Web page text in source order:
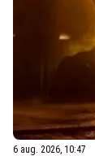
6 aug. 2026, 10:47